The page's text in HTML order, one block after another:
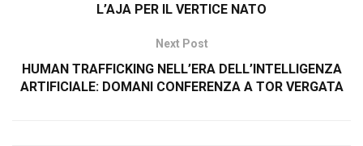
L’AJA PER IL VERTICE NATO
Next Post
HUMAN TRAFFICKING NELL’ERA DELL’INTELLIGENZA
ARTIFICIALE: DOMANI CONFERENZA A TOR VERGATA